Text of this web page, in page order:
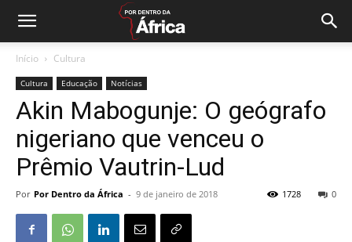
Início Cultura
Cultura Educação Notícias
Akin Mabogunje: O geógrafo
nigeriano que venceu o
Prêmio Vautrin-Lud
Por Por Dentro da África - 9 de janeiro de 2018 0
1728